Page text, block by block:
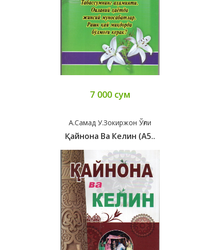
7 000 сум
А.Самад У.Зокиржон Ўғли
Қайнона Ва Келин (А5..